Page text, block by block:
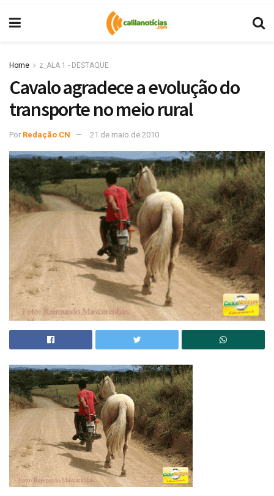
Home z_ALA 1 - DESTAQUE
Cavalo agradece a evolução do
transporte no meio rural
Por Redação CN 21 de maio de 2010